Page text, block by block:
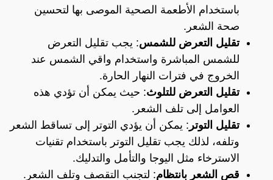
باستخدام الأطعمة الصحية الموصى بها لتحسين
صحة الشعر.
تقليل التعرض للشمس: يجب تقليل التعرض
للشمس المباشرة واستخدام واقي الشمس عند
الخروج في فترات النهار الحارة.
تقليل التعرض للتلوث: حيث يمكن أن تؤدي هذه
العوامل إلى تلف الشعر.
تقليل التوتر : يمكن أن يؤدي التوتر إلى تساقط الشعر
وتلفه، لذلك يجب تقليل التوتر باستخدام تقنيات
الاسترخاء مثل اليوجا والتأمل والتدليك.
قص الشعر بانتظام: لتجنب التقصف وتلف الشعر.